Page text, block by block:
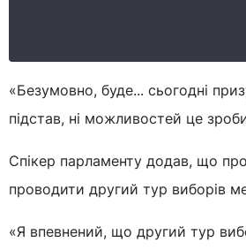
«Безумовно, буде... сьогодні
підстав, ні можливостей це
Спікер парламенту додав, що
проводити другий тур виборів
«Я впевнений, що другий тур